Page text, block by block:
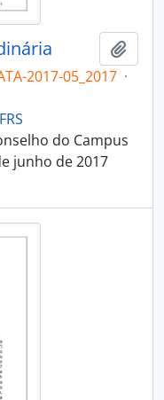
2017-05_2017 ·
do Campus
junho de 2017